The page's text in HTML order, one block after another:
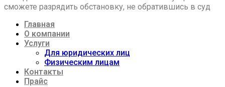
сможете разрядить обстановку, не обратившись в суд
Главная
О компании
Услуги
Для юридических лиц
Физическим лицам
Контакты
Прайс